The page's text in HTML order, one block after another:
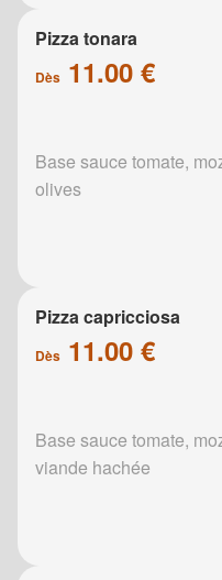
Pizza tonara
Dès 11.00 €
Base sauce tomate,
olives
Pizza capricciosa
Dès 11.00 €
Base sauce tomate,
viande hachée